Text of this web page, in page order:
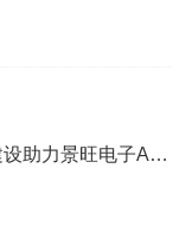
喜封金顶！维业股份全资子公司建泰建设助力景旺电子AI算力及高端智能汽车高阶HDI扩产项目跑出珠海加速度